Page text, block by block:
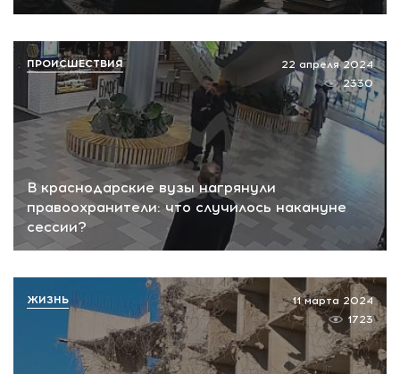
В краснодарские вузы нагрянули
правоохранители: что случилось накануне
сессии?
22 апреля 2024
2330
ПРОИСШЕСТВИЯ
11 марта 2024
1723
ЖИЗНЬ